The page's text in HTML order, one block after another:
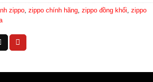
zippo zippo chính hãng zippo đồng khối zippo